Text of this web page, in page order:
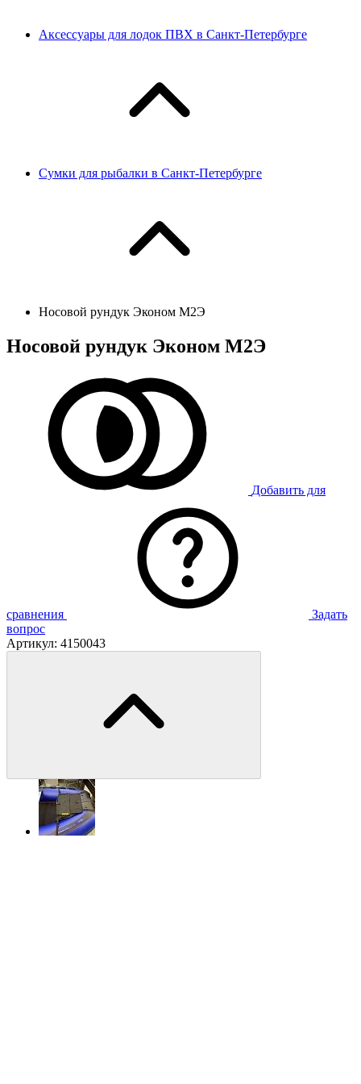
Аксессуары для лодок ПВХ в Санкт-Петербурге
Сумки для рыбалки в Санкт-Петербурге
Носовой рундук Эконом М2Э
Носовой рундук Эконом М2Э
Добавить для
сравнения
Задать
вопрос
Артикул: 4150043